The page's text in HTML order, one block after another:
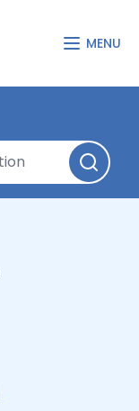
MENU